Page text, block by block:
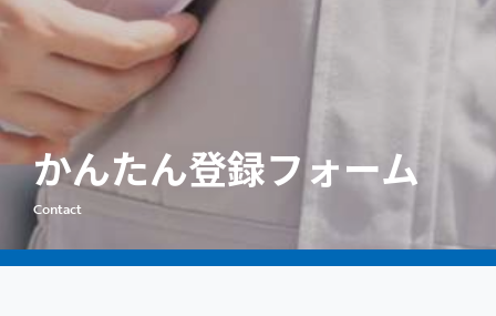
私たちについて
企業向けサービス
求職者向けサービス
お知らせ
キャラクター
かんたん登録フォーム
Contact